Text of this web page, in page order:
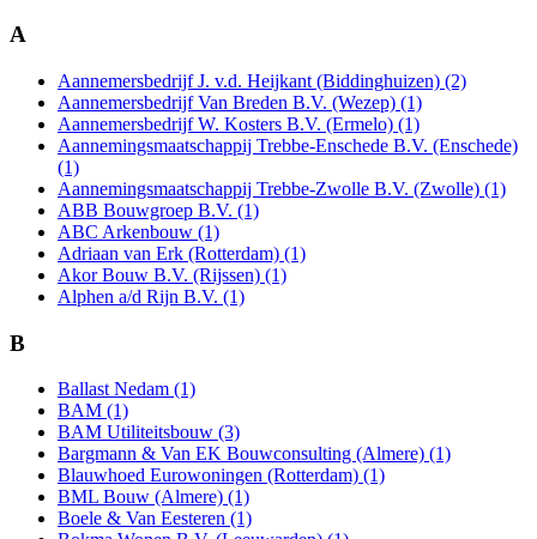
A
Aannemersbedrijf J. v.d. Heijkant (Biddinghuizen) (2)
Aannemersbedrijf Van Breden B.V. (Wezep) (1)
Aannemersbedrijf W. Kosters B.V. (Ermelo) (1)
Aannemingsmaatschappij Trebbe-Enschede B.V. (Enschede)
(1)
Aannemingsmaatschappij Trebbe-Zwolle B.V. (Zwolle) (1)
ABB Bouwgroep B.V. (1)
ABC Arkenbouw (1)
Adriaan van Erk (Rotterdam) (1)
Akor Bouw B.V. (Rijssen) (1)
Alphen a/d Rijn B.V. (1)
B
Ballast Nedam (1)
BAM (1)
BAM Utiliteitsbouw (3)
Bargmann & Van EK Bouwconsulting (Almere) (1)
Blauwhoed Eurowoningen (Rotterdam) (1)
BML Bouw (Almere) (1)
Boele & Van Eesteren (1)